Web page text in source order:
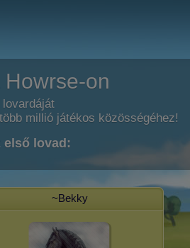
on
millió játékos közösségéhez!
első lovad:
~Bekky